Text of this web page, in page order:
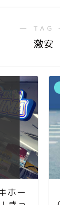
― TAG
激安
ホー